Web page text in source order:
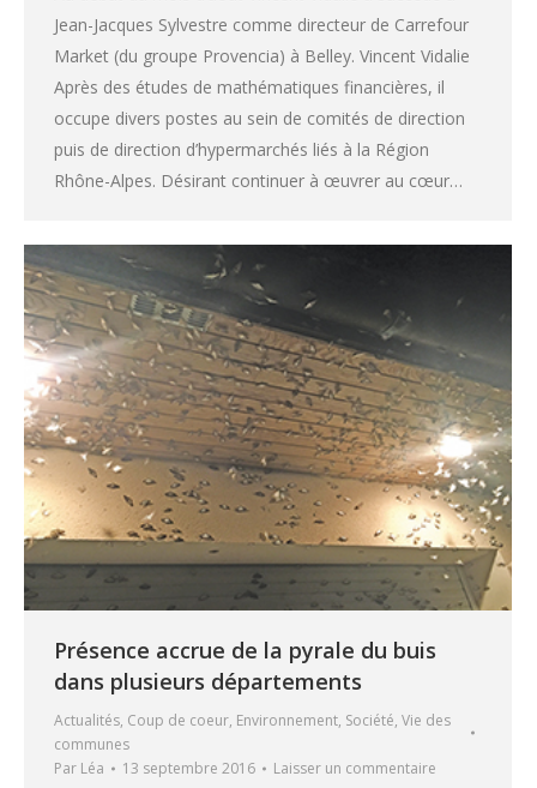
Jean-Jacques Sylvestre comme directeur de Carrefour
Market (du groupe Provencia) à Belley. Vincent Vidalie
Après des études de mathématiques financières, il
occupe divers postes au sein de comités de direction
puis de direction d’hypermarchés liés à la Région
Rhône-Alpes. Désirant continuer à œuvrer au cœur…
Présence accrue de la pyrale du buis
dans plusieurs départements
Actualités, Coup de coeur, Environnement, Société, Vie des
communes
Par Léa 13 septembre 2016 Laisser un commentaire